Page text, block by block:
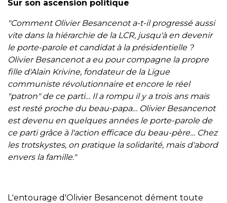
Sur son ascension politique
"Comment Olivier Besancenot a-t-il progressé aussi
vite dans la hiérarchie de la LCR, jusqu'à en devenir
le porte-parole et candidat à la présidentielle ?
Olivier Besancenot a eu pour compagne la propre
fille d'Alain Krivine, fondateur de la Ligue
communiste révolutionnaire et encore le réel
"patron" de ce parti… Il a rompu il y a trois ans mais
est resté proche du beau-papa… Olivier Besancenot
est devenu en quelques années le porte-parole de
ce parti grâce à l'action efficace du beau-père… Chez
les trotskystes, on pratique la solidarité, mais d'abord
envers la famille."
L'entourage d'Olivier Besancenot dément toute